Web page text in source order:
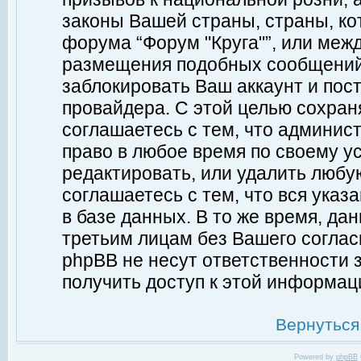
законы Вашей страны, страны,
форума “Форум "Круга"”, или
размещения подобных
заблокировать Ваш аккаунт и
провайдера. С этой целью
соглашаетесь с тем, что
право в любое время по своему
редактировать, или удалить
соглашаетесь с тем, что вся
в базе данных. В то же время,
третьим лицам без Вашего
phpBB не несут ответственности
получить доступ к этой
Powered by phpBB